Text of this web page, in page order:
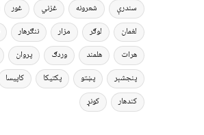
سندرې
شعرونه غزني غور
لغمان
لوګر مزار ننګرهار
هرات
هلمند وردګ پروان
پنجشېر
پښتو پکتیکا کاپیسا
کندهار
کونړ